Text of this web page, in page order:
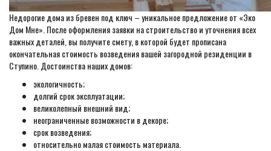
Недорогие дома из бревен под ключ – уникальное предложение от «Эко
Дом Мне». После оформления заявки на строительство и уточнения всех
важных деталей, вы получите смету, в которой будет прописана
окончательная стоимость возведения вашей загородной резиденции в
Ступино. Достоинства наших домов:
экологичность;
долгий срок эксплуатации;
великолепный внешний вид;
неограниченные возможности в декоре;
срок возведения;
относительно малая стоимость материала.